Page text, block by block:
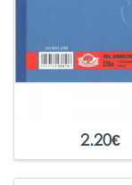
2.20€